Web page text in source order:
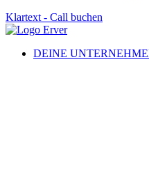
Klartext - Call buchen
DEINE